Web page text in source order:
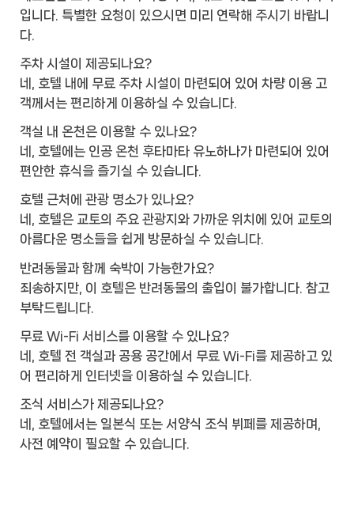
입니다. 특별한 요청이 있으시면 미리 연락해 주시기 바랍니
다.
주차 시설이 제공되나요?
네, 호텔 내에 무료 주차 시설이 마련되어 있어 차량 이용 고
객께서는 편리하게 이용하실 수 있습니다.
객실 내 온천은 이용할 수 있나요?
네, 호텔에는 인공 온천 후타마타 유노하나가 마련되어 있어
편안한 휴식을 즐기실 수 있습니다.
호텔 근처에 관광 명소가 있나요?
네, 호텔은 교토의 주요 관광지와 가까운 위치에 있어 교토의
아름다운 명소들을 쉽게 방문하실 수 있습니다.
반려동물과 함께 숙박이 가능한가요?
죄송하지만, 이 호텔은 반려동물의 출입이 불가합니다. 참고
부탁드립니다.
무료 Wi-Fi 서비스를 이용할 수 있나요?
네, 호텔 전 객실과 공용 공간에서 무료 Wi-Fi를 제공하고 있
어 편리하게 인터넷을 이용하실 수 있습니다.
조식 서비스가 제공되나요?
네, 호텔에서는 일본식 또는 서양식 조식 뷔페를 제공하며,
사전 예약이 필요할 수 있습니다.